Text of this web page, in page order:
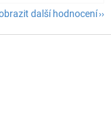
další hodnocení